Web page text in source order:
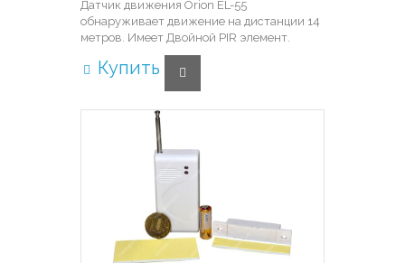
Датчик движения Orion EL-55
обнаруживает движение на дистанции 14
метров. Имеет Двойной PIR элемент.
Купить